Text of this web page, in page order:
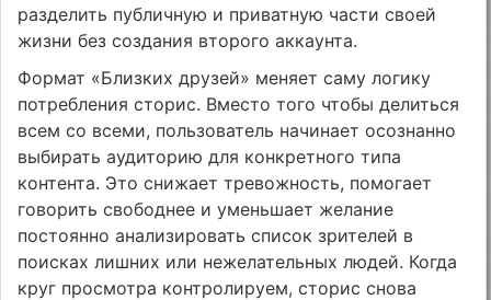
разделить публичную и приватную части своей
жизни без создания второго аккаунта.
Формат «Близких друзей» меняет саму логику
потребления сторис. Вместо того чтобы делиться
всем со всеми, пользователь начинает осознанно
выбирать аудиторию для конкретного типа
контента. Это снижает тревожность, помогает
говорить свободнее и уменьшает желание
постоянно анализировать список зрителей в
поисках лишних или нежелательных людей. Когда
круг просмотра контролируем, сторис снова